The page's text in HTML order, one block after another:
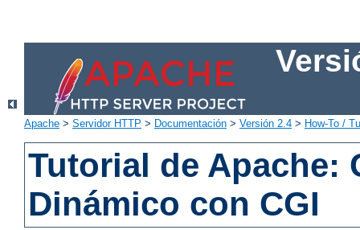
Apache > Servidor HTTP > Documentación > Versión 2.4 > How-To /
Tutorial de Apache:
Dinámico con CGI